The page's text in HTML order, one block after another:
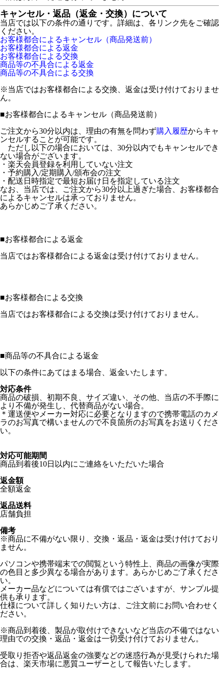
キャンセル・返品（返金・交換）について
当店では以下の条件の通りです。詳細は、各リンク先をご確認
ください。
お客様都合によるキャンセル（商品発送前）
お客様都合による返金
お客様都合による交換
商品等の不具合による返金
商品等の不具合による交換
※当店ではお客様都合による交換、返金は受け付けておりませ
ん。
■お客様都合によるキャンセル（商品発送前）
ご注文から30分以内は、理由の有無を問わず購入履歴からキャ
ンセルすることが可能です。
ただし以下の場合においては、30分以内でもキャンセルでき
ない場合がございます。
・楽天会員登録を利用していない注文
・予約購入/定期購入/頒布会の注文
・配送日時指定で最短お届け日を指定している注文
なお、当店では、ご注文から30分以上過ぎた場合、お客様都合
によるキャンセルは承っておりません。
あらかじめご了承ください。
■お客様都合による返金
当店ではお客様都合による返金は受け付けておりません。
■お客様都合による交換
当店ではお客様都合による交換は受け付けておりません。
■商品等の不具合による返金
以下の条件にあてはまる場合、返金いたします。
対応条件
商品の破損、初期不良、サイズ違い、その他、当店の不手際に
より不備が発生し、代替商品がない場合。
＊運送便やメーカー対応に必要となりますので携帯電話のカメ
ラのお写真で構いませんので不良箇所のお写真をお送りくださ
い。
対応可能期間
商品到着後10日以内にご連絡をいただいた場合
返金額
全額返金
返品送料
店舗負担
備考
※商品に不備がない限り、交換・返品・返金は受け付けており
ません。
パソコンや携帯端末での閲覧という特性上、商品の画像が実際
の色目と多少異なる場合があります。あらかじめご了承くださ
い。
メーカー品などについては有償ではございますが、サンプル提
供も承ります。
仕様について詳しく知りたい方は、ご注文前にお問い合わせく
ださい。
※商品到着後、製品が取付けできないなど当店の不備ではない
理由での交換・返品・返金は一切受け付けておりません。
受取り拒否や返品返金の強要などの迷惑行為が見受けられた場
合は、楽天市場に悪質ユーザーとして報告いたします。